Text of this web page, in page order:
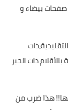
بيضاء و
ذات الحبر
هذا ضرب من